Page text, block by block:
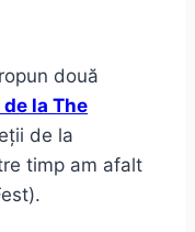
două
de la The
de la
timp am afalt